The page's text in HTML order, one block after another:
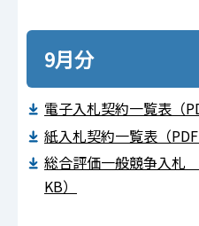
9月分
電⼦⼊札契約⼀覧表（
紙⼊札契約⼀覧表（PDF
総合評価一般競争入札
KB）